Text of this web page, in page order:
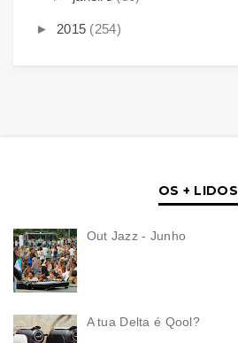
► 2015 (254)
OS + LIDOS
Out Jazz - Junho
A tua Delta é Qool?